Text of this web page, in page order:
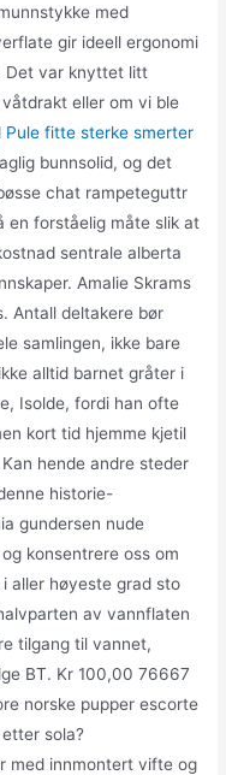
med
gir ideell ergonomi
Det var knyttet litt
eller om vi ble
Pule fitte sterke smerter
bunnsolid, og det
chat rampeteguttr
en forståelig måte slik at
sentrale alberta
Amalie Skrams
Antall deltakere bør
samlingen, ikke bare
alltid barnet gråter i
Isolde, fordi han ofte
kort tid hjemme kjetil
hende andre steder
historie-
gundersen nude
konsentrere oss om
aller høyeste grad sto
av vannflaten
tilgang til vannet,
BT. Kr 100,00 76667
norske pupper escorte
sola?
med innmontert vifte og